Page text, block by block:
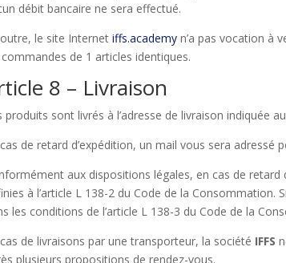
débit bancaire ne sera effectué.
outre, le site Internetiffs.academy n’a pas vocation à
de 1 articles identiques.
8 – Livraison
produits sont livrés à l’adresse de livraison indiquée
de retard d’expédition, un mail vous sera
aux dispositions légales, en cas de
à l’article L 138-2 du Code de la
les conditions de l’article L 138-3 du Code de la
de livraisons par une transporteur, la société IFFS
plusieurs propositions de rendez-vous.